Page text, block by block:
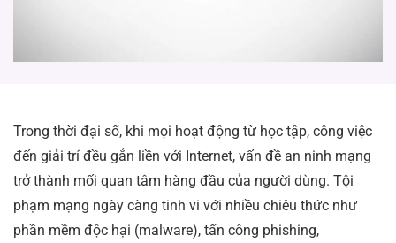
Trong thời đại số, khi mọi hoạt động từ học tập, công việc
đến giải trí đều gắn liền với Internet, vấn đề an ninh mạng
trở thành mối quan tâm hàng đầu của người dùng. Tội
phạm mạng ngày càng tinh vi với nhiều chiêu thức như
phần mềm độc hại (malware), tấn công phishing,